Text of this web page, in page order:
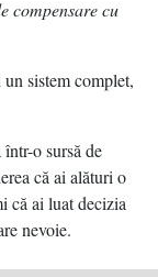
compensare cu
sistem complet,
o sursă de
că ai alături o
că ai luat decizia
nevoie.